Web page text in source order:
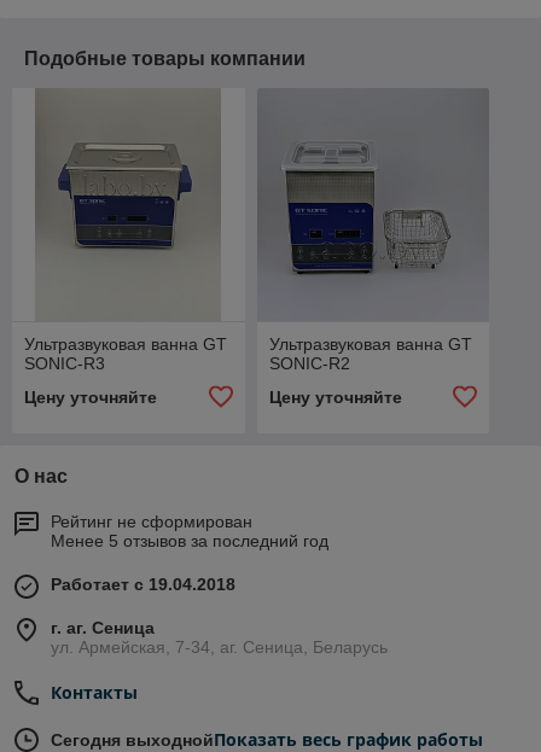
Подобные товары компании
Ультразвуковая ванна GT
SONIC-R3
Цену уточняйте
Ультразвуковая ванна GT
SONIC-R2
Цену уточняйте
О нас
Рейтинг не сформирован
Менее 5 отзывов за последний год
Работает с 19.04.2018
г. аг. Сеница
ул. Армейская, 7-34, аг. Сеница, Беларусь
Контакты
Сегодня выходнойПоказать весь график работы